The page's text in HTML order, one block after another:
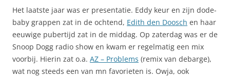
Het laatste jaar was er presentatie. Eddy keur en zijn dode-
baby grappen zat in de ochtend, Edith den Doosch en haar
eeuwige pubertijd zat in de middag. Op zaterdag was er de
Snoop Dogg radio show en kwam er regelmatig een mix
voorbij. Hierin zat o.a. AZ – Problems (remix van debarge),
wat nog steeds een van mn favorieten is. Owja, ook